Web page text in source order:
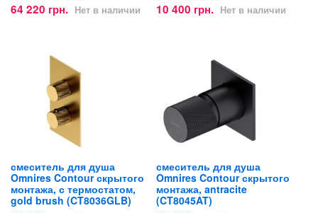
64 220 грн. Нет в наличии 10 400 грн. Нет в наличии
смеситель для душа
Omnires Contour скрытого
монтажа, с термостатом,
gold brush (CT8036GLB)
смеситель для душа
Omnires Contour скрытого
монтажа, antracite
(CT8045AT)